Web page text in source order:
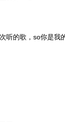
听的歌，so你是